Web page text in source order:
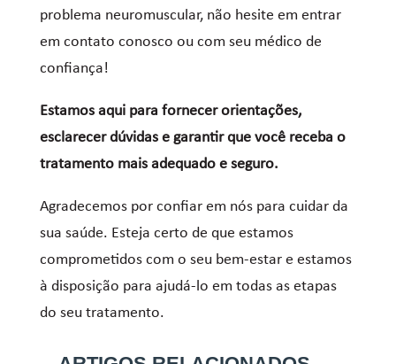
problema neuromuscular, não hesite em entrar
em contato conosco ou com seu médico de
confiança!
Estamos aqui para fornecer orientações,
esclarecer dúvidas e garantir que você receba o
tratamento mais adequado e seguro.
Agradecemos por confiar em nós para cuidar da
sua saúde. Esteja certo de que estamos
comprometidos com o seu bem-estar e estamos
à disposição para ajudá-lo em todas as etapas
do seu tratamento.